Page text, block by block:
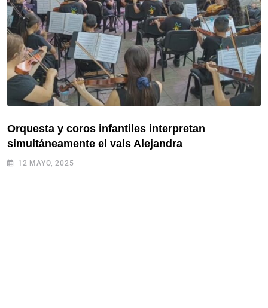
Orquesta y coros infantiles interpretan
simultáneamente el vals Alejandra
12 MAYO, 2025